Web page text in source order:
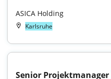
ASICA Holding
Karlsruhe
Senior Projektmanager